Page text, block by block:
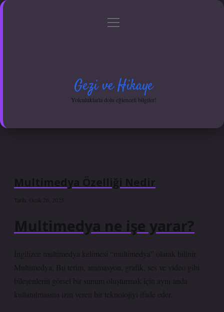
Gizlilik Politikası
menüyü
Gezi ve Hikaye
Yolculuklarla dolu eğlenceli bilgiler!
Multimedya Özelliği Nedir
Tarih: Ocak 26, 2025
Multimedya ne işe yarar?
İngilizce multimedya kelimesi “multimedya” olarak bilinir.
Multimedya; Bu terim, animasyon, grafik, ses ve video gibi
bileşenlerin görsel bir sunum oluşturmak için aynı anda
kullanılmasına izin veren bir teknolojiyi ifade eder.